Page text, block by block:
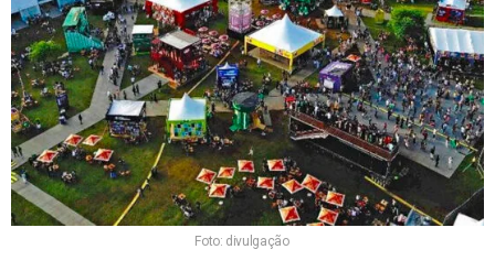
Foto: divulgação